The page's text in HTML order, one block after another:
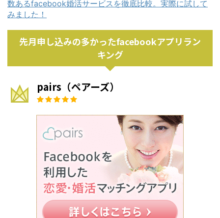
数あるfacebook婚活サービスを徹底比較。実際に試して
みました！
先月申し込みの多かったfacebookアプリラン
キング
pairs（ペアーズ）